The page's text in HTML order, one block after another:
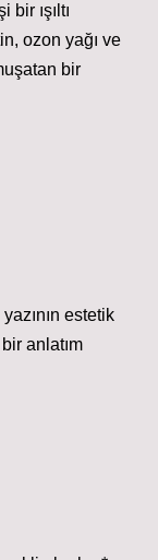
ışıltı
ozon yağı ve
bir
estetik
bir anlatım